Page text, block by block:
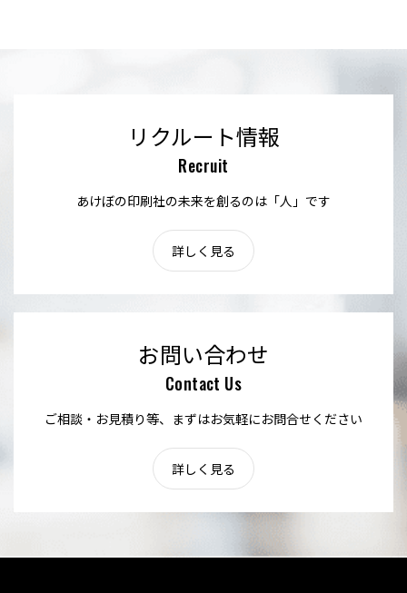
リクルート情報
Recruit
あけぼの印刷社の未来を創るのは「人」です
詳しく見る
お問い合わせ
Contact Us
ご相談・お見積り等、まずはお気軽にお問合せください
詳しく見る